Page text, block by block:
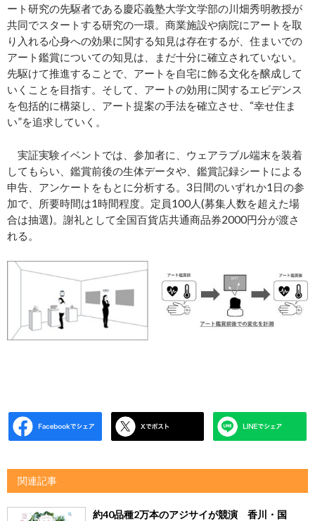
ート研究の先駆者である慶応義塾大学文学部の川畑秀明教授が
共同でスタートする研究の一環。商業施設や病院にアートを取
り入れる心身への効果に関する知見は存在するが、住まいでの
アート鑑賞についての知見は、まだ十分に確立されていない。
先駆けて推進することで、アートを自宅に飾る文化を醸成して
いくことを目指す。そして、アートの効用に関するエビデンス
を包括的に構築し、アート提案の手法を確立させ、“幸せ住ま
い”を追求していく。
実証実験イベントでは、参加者に、ウェアラブル端末を装着
してもらい、鑑賞前後の生体データや、鑑賞記録シートによる
申告、アンケートをもとに分析する。3日間のいずれか1日の参
加で、所要時間は1時間程度。定員100人(募集人数を超えた場
合は抽選)。謝礼として全国百貨店共通商品券2000円分が渡さ
れる。
関連記事
約40品種2万本のアジサイが競演 香川・国